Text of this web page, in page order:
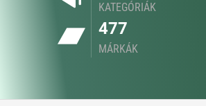
KATEGÓRIÁK
477
MÁRKÁK